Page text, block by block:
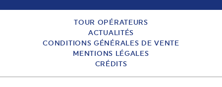
TOUR OPÉRATEURS
ACTUALITÉS
CONDITIONS GÉNÉRALES DE VENTE
MENTIONS LÉGALES
CRÉDITS